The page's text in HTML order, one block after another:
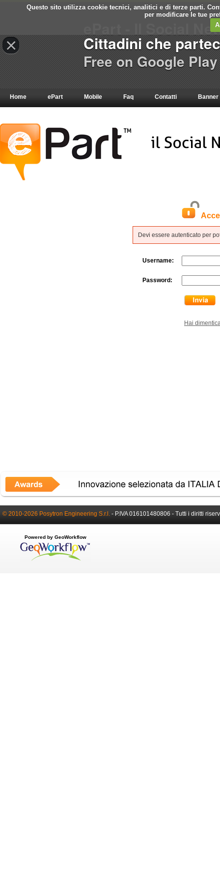
Questo sito utilizza cookie tecnici, analitici e di terze parti.
per modificare le tue
Home ePart Mobile Faq Contatti Banner
Devi essere autenticato per
Username:
Password:
Hai
© 2010-2026 Posytron Engineering S.r.l. - P.IVA 016101480806 - Tutti i diritti
Powered by GeoWorkflow
×
ePart - Il Social
Cittadini che
Free on Google Play